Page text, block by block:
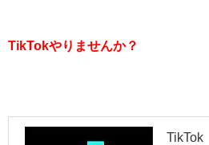
TikTokやりませんか？
TikTok